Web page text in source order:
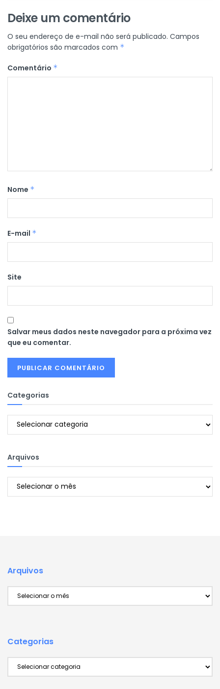
Deixe um comentário
O seu endereço de e-mail não será publicado. Campos
obrigatórios são marcados com *
Comentário *
Nome *
E-mail *
Site
Salvar meus dados neste navegador para a próxima vez
que eu comentar.
Categorias
Categorias
Arquivos
Arquivos
Arquivos
Categorias